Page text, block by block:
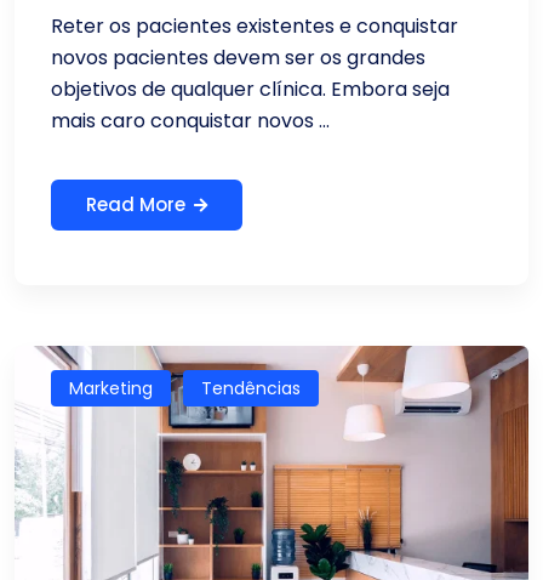
Reter os pacientes existentes e conquistar
novos pacientes devem ser os grandes
objetivos de qualquer clínica. Embora seja
mais caro conquistar novos ...
Read More
Marketing Tendências